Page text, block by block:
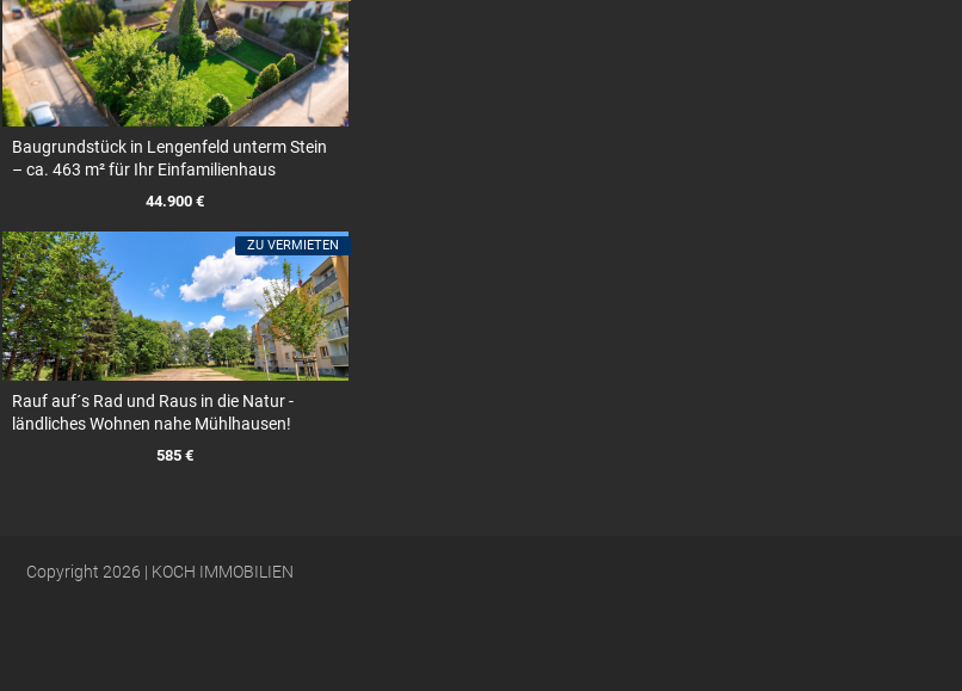
Baugrundstück in Lengenfeld unterm Stein
– ca. 463 m² für Ihr Einfamilienhaus
44.900 €
Rauf auf´s Rad und Raus in die Natur -
ländliches Wohnen nahe Mühlhausen!
585 €
ZU VERMIETEN
Copyright 2026 | KOCH IMMOBILIEN